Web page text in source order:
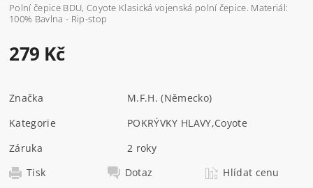
Polní čepice BDU, Coyote Klasická vojenská polní čepice. Materiál:
100% Bavlna - Rip-stop
279 Kč
Značka
M.F.H. (Německo)
Kategorie
POKRÝVKY HLAVY,Coyote
Záruka
2 roky
Tisk
Dotaz
Hlídat cenu